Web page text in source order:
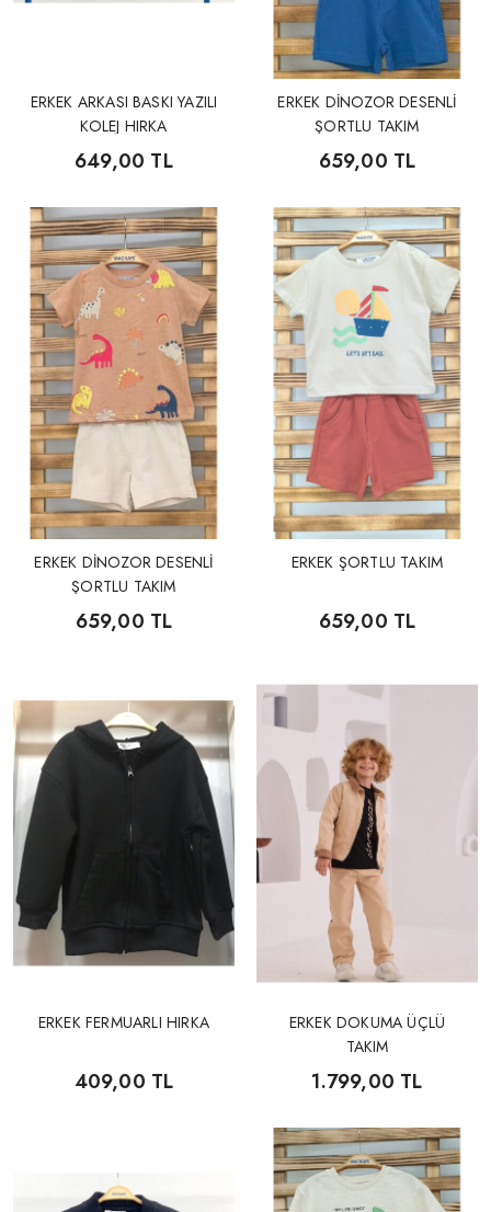
ERKEK ARKASI BASKI YAZILI
KOLEJ HIRKA
649,00 TL
ERKEK DİNOZOR DESENLİ
ŞORTLU TAKIM
659,00 TL
ERKEK DİNOZOR DESENLİ
ŞORTLU TAKIM
659,00 TL
ERKEK ŞORTLU TAKIM
659,00 TL
ERKEK FERMUARLI HIRKA
409,00 TL
ERKEK DOKUMA ÜÇLÜ
TAKIM
1.799,00 TL